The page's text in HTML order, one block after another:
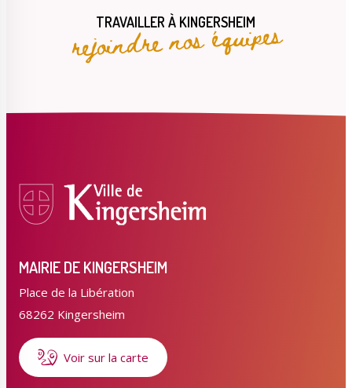
TRAVAILLER À KINGERSHEIM
rejoindre nos équipes
MAIRIE DE KINGERSHEIM
Place de la Libération
68262 Kingersheim
Voir sur la carte